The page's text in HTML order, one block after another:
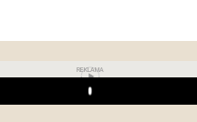
REKLAMA
Play